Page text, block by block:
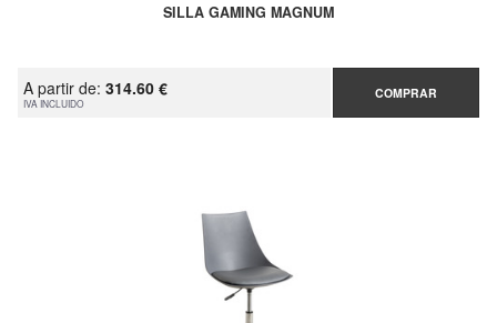
SILLA GAMING MAGNUM
A partir de: 314.60 €
IVA INCLUIDO
COMPRAR